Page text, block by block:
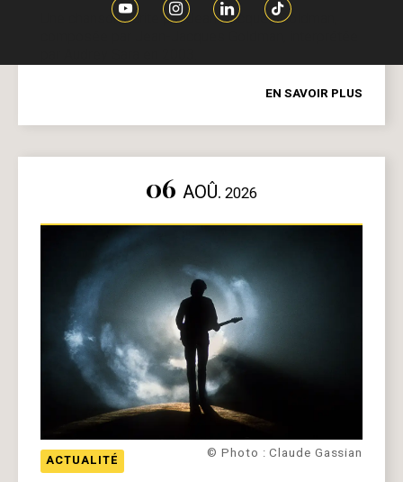
Une chanson écrite par Jean-Jacques Goldman,
EN SAVOIR PLUS
06 AOÛ. 2026
© Photo : Claude Gassian
ACTUALITÉ